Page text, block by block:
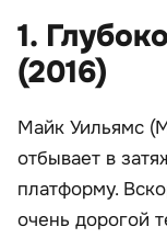
1.
(2016)
Майк Уильямс
отбывает в
платформу.
очень дорогой